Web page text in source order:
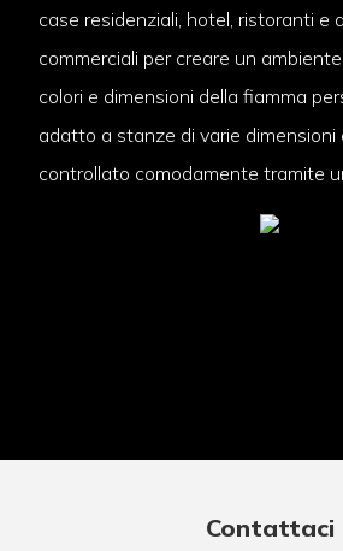
case residenziali, hotel, ristoranti e
commerciali per creare un
colori e dimensioni della fiamma
adatto a stanze di varie dimensioni
controllato comodamente tramite
Contattaci